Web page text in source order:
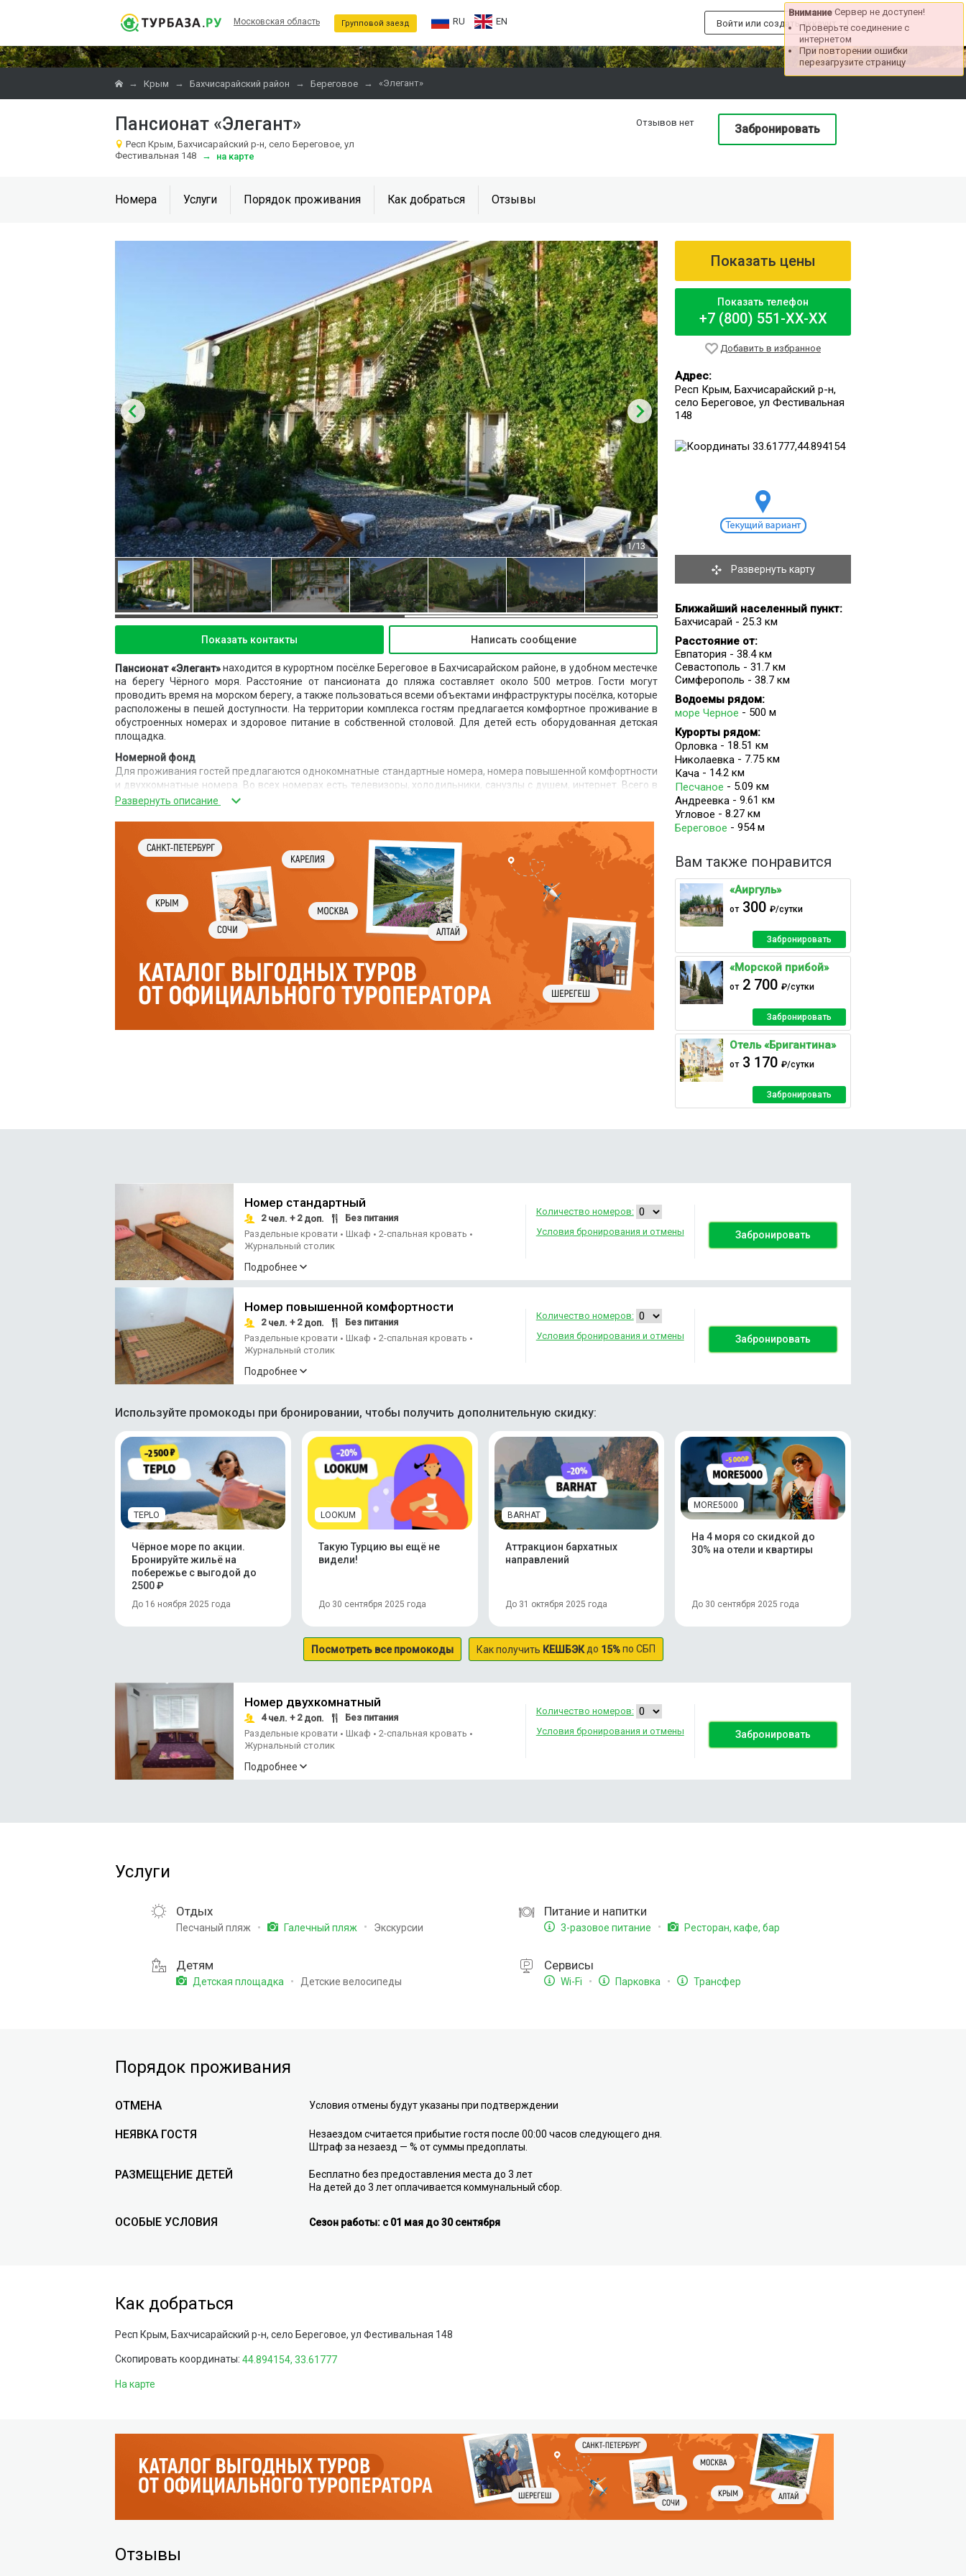
Внимание Сервер не доступен!
Проверьте соединение с
интернетом
При повторении ошибки
перезагрузите страницу
Московская область Групповой заезд RU EN Войти или создать аккаунт
→ Крым → Бахчисарайский район → Береговое → «Элегант»
Пансионат «Элегант»
Респ Крым, Бахчисарайский р-н, село Береговое, ул
Фестивальная 148
→ на карте
Отзывов нет Забронировать
Номера Услуги Порядок проживания Как добраться Отзывы
1/13
Показать контакты Написать сообщение
Пансионат «Элегант»находится в курортном посёлке Береговое в Бахчисарайском районе, в удобном местечке
на берегу Чёрного моря. Расстояние от пансионата до пляжа составляет около 500 метров. Гости могут
проводить время на морском берегу, а также пользоваться всеми объектами инфраструктуры посёлка, которые
расположены в пешей доступности. На территории комплекса гостям предлагается комфортное проживание в
обустроенных номерах и здоровое питание в собственной столовой. Для детей есть оборудованная детская
площадка.
Номерной фонд
Для проживания гостей предлагаются однокомнатные стандартные номера, номера повышенной комфортности
и двухкомнатные номера. Во всех номерах есть телевизоры, холодильники, санузлы с душем, интернет. Всего в
корпусе 35 номеров.
Питание
Для гостей организуется 3-разовое комплексное питание в столовой пансионата. Питание оплачивается
дополнительно. График приёма пищи свободный.
Пансионат имеет три этажа с жилыми номерами. На территории есть своя столовая, охраняемая парковка для
автомобилей, обустроенная детская площадка с песочницей и качелями. Предлагается аренда детских
велосипедов. На территории действует Wi-Fi. Также гостям предлагаются экскурсионные поездки.
Рядом в посёлке есть общественные и частные пляжи, работают магазины, кафе, дискотеки и прочие
Показать цены
Показать телефон
+7 (800) 551-XX-XX
Добавить в избранное
Адрес:
Респ Крым, Бахчисарайский р-н,
село Береговое, ул Фестивальная
148
Развернуть карту
Ближайший населенный пункт:
Бахчисарай - 25.3 км
Расстояние от:
Евпатория - 38.4 км
Севастополь - 31.7 км
Симферополь - 38.7 км
Водоемы рядом:
море Черное - 500 м
Курорты рядом:
Орловка - 18.51 км
Николаевка - 7.75 км
Кача - 14.2 км
Песчаное - 5.09 км
Андреевка - 9.61 км
Угловое - 8.27 км
Береговое - 954 м
Вам также понравится
«Аиргуль»
от300 ₽/сутки
Забронировать
«Морской прибой»
от2 700 ₽/сутки
Забронировать
Отель «Бригантина»
от3 170 ₽/сутки
Забронировать
Номер стандартный
2чел. + 2доп.
Без питания
Раздельные кровати • Шкаф • 2-спальная кровать •
Журнальный столик
Подробнее
Количество номеров:
Условия бронирования и отмены
Забронировать
Номер повышенной комфортности
2чел. + 2доп.
Без питания
Раздельные кровати • Шкаф • 2-спальная кровать •
Журнальный столик
Подробнее
Количество номеров:
Условия бронирования и отмены
Забронировать
Используйте промокоды при бронировании, чтобы получить дополнительную скидку:
TEPLO
Чёрное море по акции.
Бронируйте жильё на
побережье с выгодой до
2500 ₽
До 16 ноября 2025 года
LOOKUM
Такую Турцию вы ещё не
видели!
До 30 сентября 2025 года
BARHAT
Аттракцион бархатных
направлений
До 31 октября 2025 года
MORE5000
На 4 моря со скидкой до
30% на отели и квартиры
До 30 сентября 2025 года
Посмотреть все промокоды Как получить КЕШБЭКдо 15%по СБП
Номер двухкомнатный
4чел. + 2доп.
Без питания
Раздельные кровати • Шкаф • 2-спальная кровать •
Журнальный столик
Подробнее
Количество номеров:
Условия бронирования и отмены
Забронировать
Услуги
Отдых
Песчаный пляж Галечный пляж Экскурсии
Детям
Детская площадка Детские велосипеды
Питание и напитки
3-разовое питание Ресторан, кафе, бар
Сервисы
Wi-Fi Парковка Трансфер
Порядок проживания
ОТМЕНА Условия отмены будут указаны при подтверждении
НЕЯВКА ГОСТЯ
Незаездом считается прибытие гостя после 00:00 часов следующего дня.
Штраф за незаезд — % от суммы предоплаты.
РАЗМЕЩЕНИЕ ДЕТЕЙ
Бесплатно без предоставления места до 3 лет
На детей до 3 лет оплачивается коммунальный сбор.
ОСОБЫЕ УСЛОВИЯ Сезон работы: с 01 мая до 30 сентября
Как добраться
Респ Крым, Бахчисарайский р-н, село Береговое, ул Фестивальная 148
Скопировать координаты:
На карте
Отзывы